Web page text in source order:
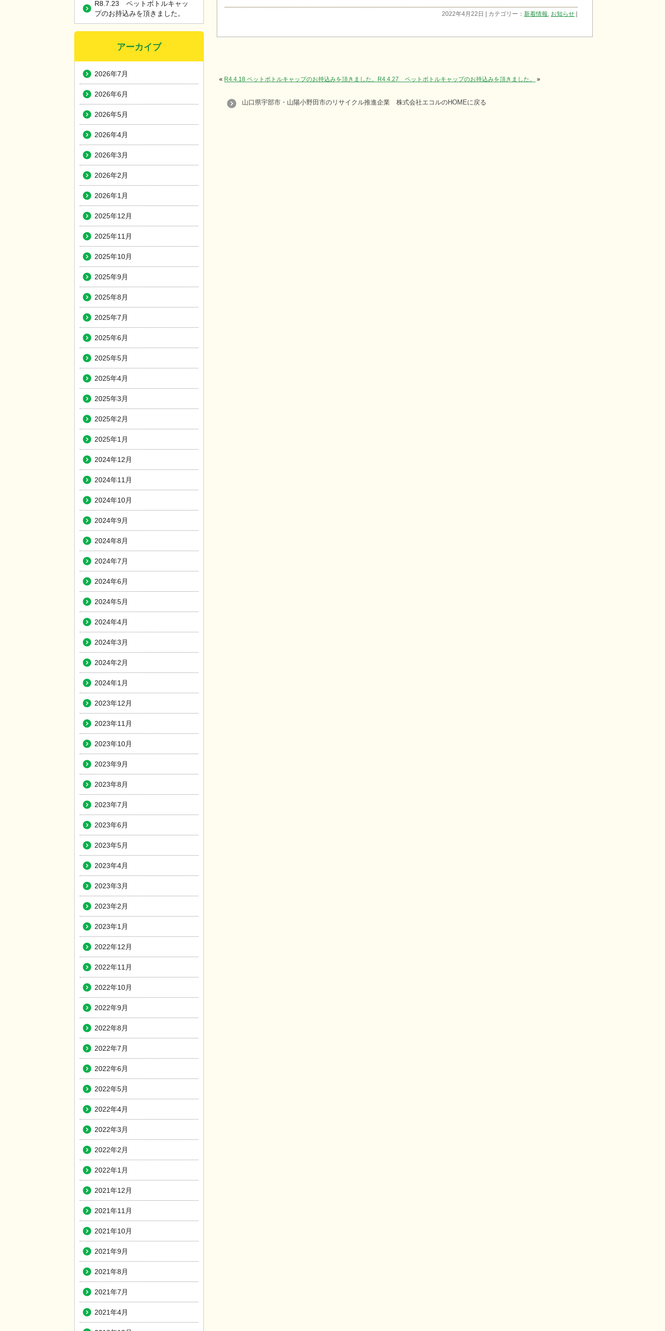
2022年4月22日 | カテゴリー：新着情報, お知らせ
« R4.4.18 ペットボトルキャップのお持込みを頂きました。 R4.4.27 ペットボトルキャップのお持込みを頂きました。 »
山口県宇部市・山陽小野田市のリサイクル推進企業 株式会社エコルのHOMEに戻る
R8.7.23 ペットボトルキャッ
プのお持込みを頂きました。
アーカイブ
2026年7月
2026年6月
2026年5月
2026年4月
2026年3月
2026年2月
2026年1月
2025年12月
2025年11月
2025年10月
2025年9月
2025年8月
2025年7月
2025年6月
2025年5月
2025年4月
2025年3月
2025年2月
2025年1月
2024年12月
2024年11月
2024年10月
2024年9月
2024年8月
2024年7月
2024年6月
2024年5月
2024年4月
2024年3月
2024年2月
2024年1月
2023年12月
2023年11月
2023年10月
2023年9月
2023年8月
2023年7月
2023年6月
2023年5月
2023年4月
2023年3月
2023年2月
2023年1月
2022年12月
2022年11月
2022年10月
2022年9月
2022年8月
2022年7月
2022年6月
2022年5月
2022年4月
2022年3月
2022年2月
2022年1月
2021年12月
2021年11月
2021年10月
2021年9月
2021年8月
2021年7月
2021年4月